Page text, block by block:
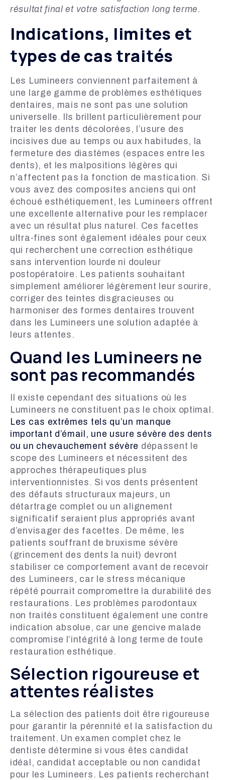
résultat final et votre satisfaction long terme.
Indications, limites et
types de cas traités
Les Lumineers conviennent parfaitement à
une large gamme de problèmes esthétiques
dentaires, mais ne sont pas une solution
universelle. Ils brillent particulièrement pour
traiter les dents décolorées, l’usure des
incisives due au temps ou aux habitudes, la
fermeture des diastèmes (espaces entre les
dents), et les malpositions légères qui
n’affectent pas la fonction de mastication. Si
vous avez des composites anciens qui ont
échoué esthétiquement, les Lumineers offrent
une excellente alternative pour les remplacer
avec un résultat plus naturel. Ces facettes
ultra-fines sont également idéales pour ceux
qui recherchent une correction esthétique
sans intervention lourde ni douleur
postopératoire. Les patients souhaitant
simplement améliorer légèrement leur sourire,
corriger des teintes disgracieuses ou
harmoniser des formes dentaires trouvent
dans les Lumineers une solution adaptée à
leurs attentes.
Quand les Lumineers ne
sont pas recommandés
Il existe cependant des situations où les
Lumineers ne constituent pas le choix optimal.
Les cas extrêmes tels qu’un manque
important d’émail, une usure sévère des dents
ou un chevauchement sévère dépassent le
scope des Lumineers et nécessitent des
approches thérapeutiques plus
interventionnistes. Si vos dents présentent
des défauts structuraux majeurs, un
détartrage complet ou un alignement
significatif seraient plus appropriés avant
d’envisager des facettes. De même, les
patients souffrant de bruxisme sévère
(grincement des dents la nuit) devront
stabiliser ce comportement avant de recevoir
des Lumineers, car le stress mécanique
répété pourrait compromettre la durabilité des
restaurations. Les problèmes parodontaux
non traités constituent également une contre
indication absolue, car une gencive malade
compromise l’intégrité à long terme de toute
restauration esthétique.
Sélection rigoureuse et
attentes réalistes
La sélection des patients doit être rigoureuse
pour garantir la pérennité et la satisfaction du
traitement. Un examen complet chez le
dentiste détermine si vous êtes candidat
idéal, candidat acceptable ou non candidat
pour les Lumineers. Les patients recherchant